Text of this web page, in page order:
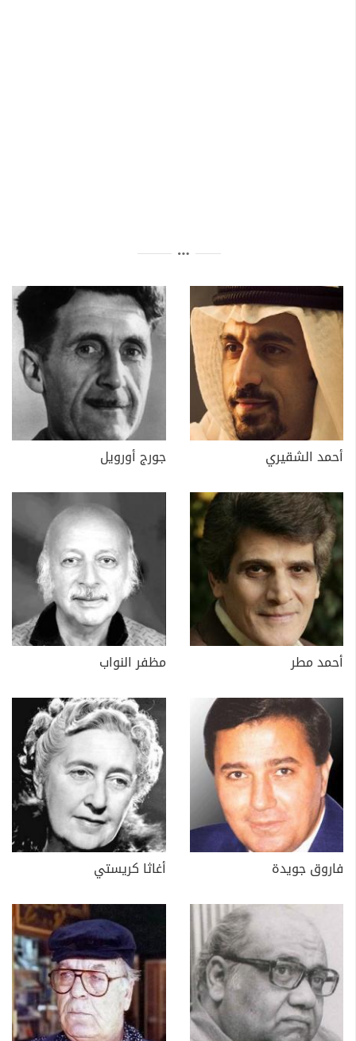
أحمد الشقيري جورج أورويل
أحمد مطر مظفر النواب
فاروق جويدة أغاثا كريستي